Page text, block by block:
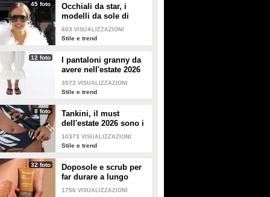
45 foto
Occhiali da star, i
modelli da sole di
tendenza per l'estate
2026
603 VISUALIZZAZIONI
Stile e trend
12 foto
I pantaloni granny da
avere nell'estate 2026
3573 VISUALIZZAZIONI
Stile e trend
8 foto
Tankini, il must
dell'estate 2026 sono i
costumi con la canotta
10373 VISUALIZZAZIONI
Stile e trend
32 foto
Doposole e scrub per
far durare a lungo
l'abbronzatura in estate
1756 VISUALIZZAZIONI